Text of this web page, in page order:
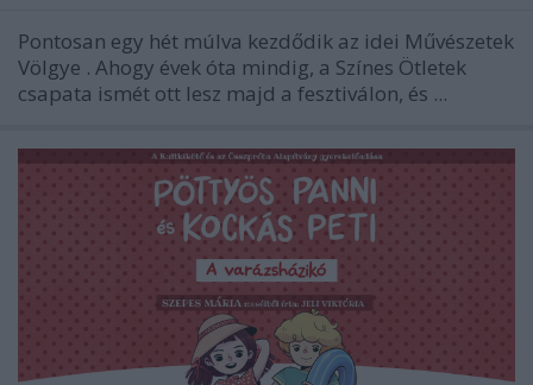
Pontosan egy hét múlva kezdődik az idei Művészetek
Völgye . Ahogy évek óta mindig, a Színes Ötletek
csapata ismét ott lesz majd a fesztiválon, és ...